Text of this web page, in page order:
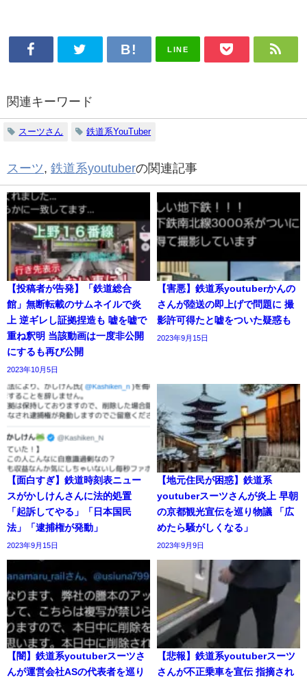
LINE
関連キーワード
スーツさん 鉄道系YouTuber
スーツ, 鉄道系youtuberの関連記事
【投稿者が告発】「鉄道総合
館」無断転載のサムネイルで炎
上 逆ギレし証拠捏造も 嘘を嘘で
重ね釈明 当該動画は一度非公開
にするも再び公開
2023年10月5日
【害悪】鉄道系youtuberかんの
さんが陸送の即上げで問題に 撮
影許可得たと嘘をついた疑惑も
2023年9月15日
【面白すぎ】鉄道時刻表ニュー
スがかしけんさんに法的処置
「起訴してやる」「日本国民
法」「逮捕権が発動」
2023年9月15日
【地元住民が困惑】鉄道系
youtuberスーツさんが炎上 早朝
の京都観光宣伝を巡り物議 「広
めたら騒がしくなる」
2023年9月9日
【闇】鉄道系youtuberスーツさ
んが運営会社ASの代表者を巡り
【悲報】鉄道系youtuberスーツ
さんが不正乗車を宣伝 指摘され